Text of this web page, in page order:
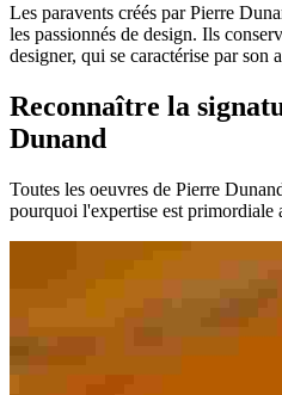
Les paravents créés par Pierre
les passionnés de design. Ils
designer, qui se caractérise par son
Reconnaître la
Dunand
Toutes les oeuvres de Pierre
pourquoi l'expertise est